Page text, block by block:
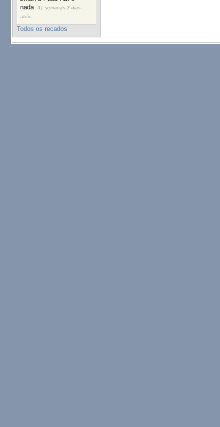
nada
31 semanas 3 dias
atrás
Todos os recados